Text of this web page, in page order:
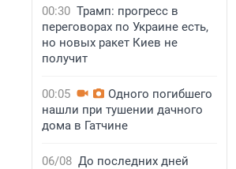
00:30 Трамп: прогресс в
переговорах по Украине есть,
но новых ракет Киев не
получит
00:05
Одного погибшего
нашли при тушении дачного
дома в Гатчине
06/08 До последних дней